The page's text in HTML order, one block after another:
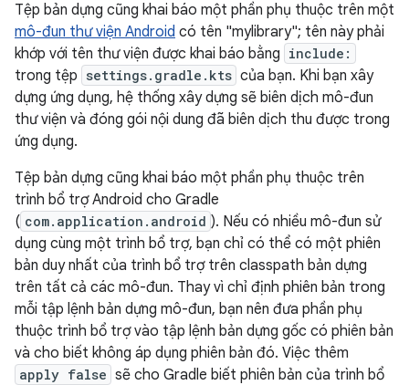
Tệp bản dựng cũng khai báo một phần phụ thuộc trên một
mô-đun thư viện Android có tên "mylibrary"; tên này phải
khớp với tên thư viện được khai báo bằng include:
trong tệp settings.gradle.kts của bạn. Khi bạn xây
dựng ứng dụng, hệ thống xây dựng sẽ biên dịch mô-đun
thư viện và đóng gói nội dung đã biên dịch thu được trong
ứng dụng.
Tệp bản dựng cũng khai báo một phần phụ thuộc trên
trình bổ trợ Android cho Gradle
( com.application.android ). Nếu có nhiều mô-đun sử
dụng cùng một trình bổ trợ, bạn chỉ có thể có một phiên
bản duy nhất của trình bổ trợ trên classpath bản dựng
trên tất cả các mô-đun. Thay vì chỉ định phiên bản trong
mỗi tập lệnh bản dựng mô-đun, bạn nên đưa phần phụ
thuộc trình bổ trợ vào tập lệnh bản dựng gốc có phiên bản
và cho biết không áp dụng phiên bản đó. Việc thêm
apply false sẽ cho Gradle biết phiên bản của trình bổ